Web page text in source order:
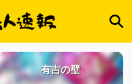
有吉の壁